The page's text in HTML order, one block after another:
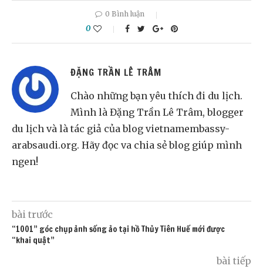
0 Bình luận
0
ĐẶNG TRẦN LÊ TRÂM
Chào những bạn yêu thích đi du lịch.
Mình là Đặng Trần Lê Trâm, blogger
du lịch và là tác giả của blog vietnamembassy-
arabsaudi.org. Hãy đọc va chia sẻ blog giúp mình
ngen!
bài trước
“1001” góc chụp ảnh sống ảo tại hồ Thủy Tiên Huế mới được
“khai quật”
bài tiếp